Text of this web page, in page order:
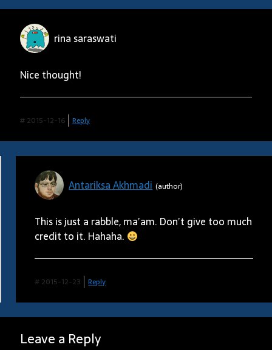
rina saraswati
Nice thought!
# 2015-12-16 Reply
Antariksa Akhmadi
This is just a rabble, ma’am. Don’t give too much
credit to it. Hahaha.
# 2015-12-23 Reply
Leave a Reply